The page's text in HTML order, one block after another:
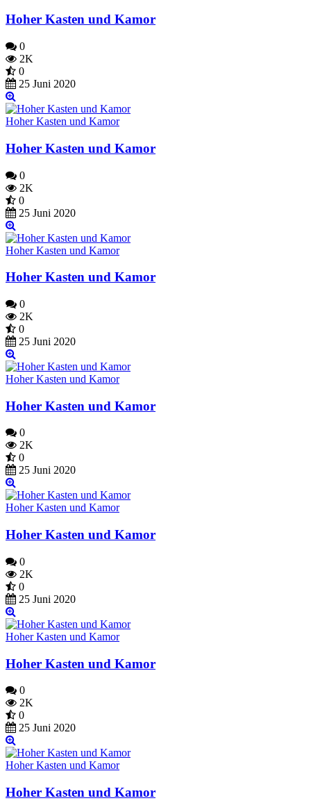
Hoher Kasten und Kamor
0
2K
0
25 Juni 2020
Hoher Kasten und Kamor
Hoher Kasten und Kamor
0
2K
0
25 Juni 2020
Hoher Kasten und Kamor
Hoher Kasten und Kamor
0
2K
0
25 Juni 2020
Hoher Kasten und Kamor
Hoher Kasten und Kamor
0
2K
0
25 Juni 2020
Hoher Kasten und Kamor
Hoher Kasten und Kamor
0
2K
0
25 Juni 2020
Hoher Kasten und Kamor
Hoher Kasten und Kamor
0
2K
0
25 Juni 2020
Hoher Kasten und Kamor
Hoher Kasten und Kamor